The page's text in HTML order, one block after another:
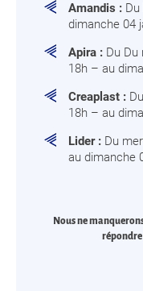
Amandis :
dimanche 04
Apira : Du Du
18h – au
Creaplast :
18h – au
Lider : Du
au dimanche
Nous ne